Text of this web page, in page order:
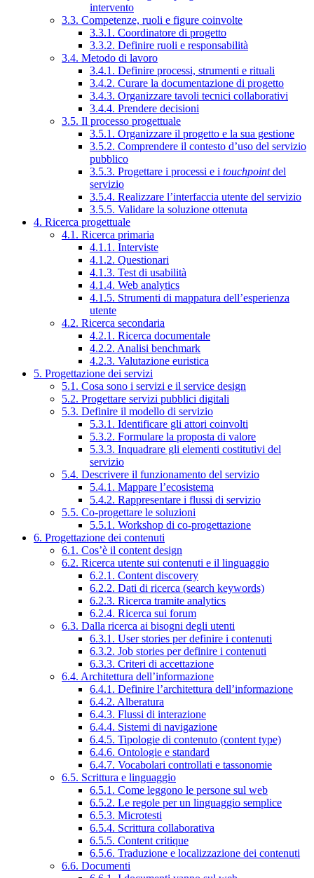
intervento
3.3. Competenze, ruoli e figure coinvolte
3.3.1. Coordinatore di progetto
3.3.2. Definire ruoli e responsabilità
3.4. Metodo di lavoro
3.4.1. Definire processi, strumenti e rituali
3.4.2. Curare la documentazione di progetto
3.4.3. Organizzare tavoli tecnici collaborativi
3.4.4. Prendere decisioni
3.5. Il processo progettuale
3.5.1. Organizzare il progetto e la sua gestione
3.5.2. Comprendere il contesto d’uso del servizio
pubblico
3.5.3. Progettare i processi e i touchpointdel
servizio
3.5.4. Realizzare l’interfaccia utente del servizio
3.5.5. Validare la soluzione ottenuta
4. Ricerca progettuale
4.1. Ricerca primaria
4.1.1. Interviste
4.1.2. Questionari
4.1.3. Test di usabilità
4.1.4. Web analytics
4.1.5. Strumenti di mappatura dell’esperienza
utente
4.2. Ricerca secondaria
4.2.1. Ricerca documentale
4.2.2. Analisi benchmark
4.2.3. Valutazione euristica
5. Progettazione dei servizi
5.1. Cosa sono i servizi e il service design
5.2. Progettare servizi pubblici digitali
5.3. Definire il modello di servizio
5.3.1. Identificare gli attori coinvolti
5.3.2. Formulare la proposta di valore
5.3.3. Inquadrare gli elementi costitutivi del
servizio
5.4. Descrivere il funzionamento del servizio
5.4.1. Mappare l’ecosistema
5.4.2. Rappresentare i flussi di servizio
5.5. Co-progettare le soluzioni
5.5.1. Workshop di co-progettazione
6. Progettazione dei contenuti
6.1. Cos’è il content design
6.2. Ricerca utente sui contenuti e il linguaggio
6.2.1. Content discovery
6.2.2. Dati di ricerca (search keywords)
6.2.3. Ricerca tramite analytics
6.2.4. Ricerca sui forum
6.3. Dalla ricerca ai bisogni degli utenti
6.3.1. User stories per definire i contenuti
6.3.2. Job stories per definire i contenuti
6.3.3. Criteri di accettazione
6.4. Architettura dell’informazione
6.4.1. Definire l’architettura dell’informazione
6.4.2. Alberatura
6.4.3. Flussi di interazione
6.4.4. Sistemi di navigazione
6.4.5. Tipologie di contenuto (content type)
6.4.6. Ontologie e standard
6.4.7. Vocabolari controllati e tassonomie
6.5. Scrittura e linguaggio
6.5.1. Come leggono le persone sul web
6.5.2. Le regole per un linguaggio semplice
6.5.3. Microtesti
6.5.4. Scrittura collaborativa
6.5.5. Content critique
6.5.6. Traduzione e localizzazione dei contenuti
6.6. Documenti